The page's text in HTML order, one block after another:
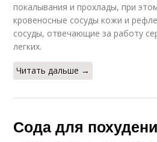
покалывания и прохлады, при
кровеносные сосуды кожи и
сосуды, отвечающие за работу
легких.
Читать дальше →
Сода для